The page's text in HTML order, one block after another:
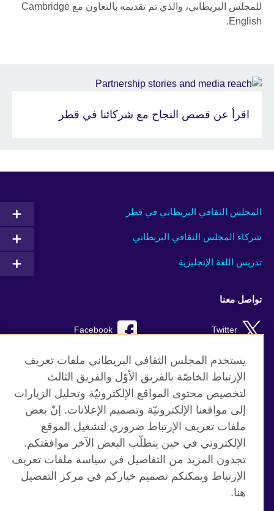
للمجلس البريطاني، والذي تم تقديمه بالتعاون مع Cambridge
English.
اقرأ عن قصص النجاح مع شركائنا في قطر
المجلس الثقافي البريطاني في قطر
شركاء المجلس الثقافي البريطاني
تدريس اللغة الإنجليزية
تواصل معنا
Facebook Twitter
Instagram RSS
TikTok
موقع المجلس الثقافي البريطاني العالمي
الخصوصية وشروط الاستخدام
ملفات تعريف الإرتباط
خريطة الموقع
يستخدم المجلس الثقافي البريطاني ملفات تعريف
الإرتباط الخاصّة بالفريق الأوّل والفريق الثالث
لتخصيص محتوى المواقع الإلكترونيّة وتحليل الزيارات
إلى مواقعنا الإلكترونيّة وتصميم الإعلانات. إنّ بعض
ملفات تعريف الإرتباط ضروري لتشغيل الموقع
الإلكتروني في حين يتطلّب البعض الآخر موافقتكم.
تجدون المزيد من التفاصيل في سياسة ملفات تعريف
الإرتباط ويمكنكم تصميم خياركم في مركز التفضيل
هنا.